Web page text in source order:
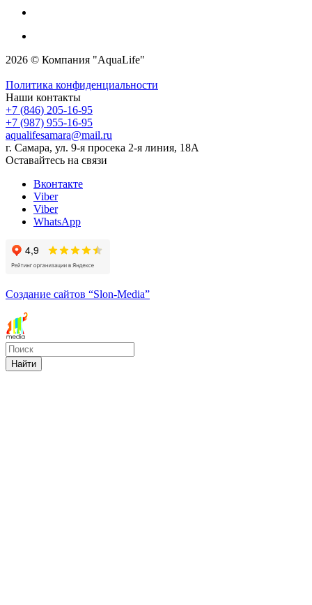
2026 © Компания "AquaLife"
Политика конфиденциальности
Наши контакты
+7 (846) 205-16-95
+7 (987) 955-16-95
aqualifesamara@mail.ru
г. Самара, ул. 9-я просека 2-я линия, 18А
Оставайтесь на связи
Вконтакте
Viber
Viber
WhatsApp
Создание сайтов “Slon-Media”
Найти